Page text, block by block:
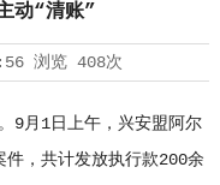
动“清账”
浏览 408次
月1日上午，兴安盟阿尔
，共计发放执行款200余